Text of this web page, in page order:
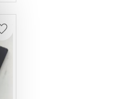
Lägg till i favoriter